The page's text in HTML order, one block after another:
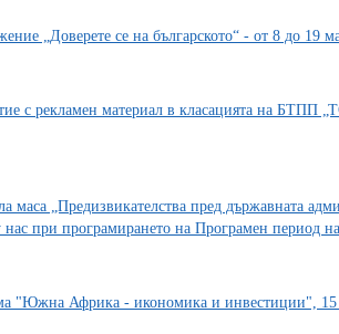
„Доверете се на българското“ - от 8 до 19
с рекламен материал в класацията на
маса „Предизвикателства пред държавната
нас при програмирането на Програмен период
"Южна Африка - икономика и инвестиции", 15